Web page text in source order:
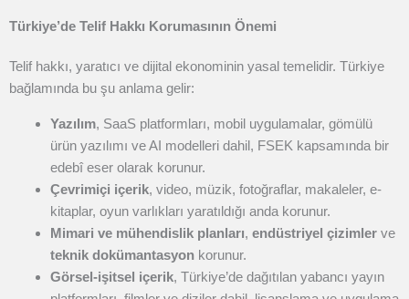
Türkiye’de Telif Hakkı Korumasının Önemi
Telif hakkı, yaratıcı ve dijital ekonominin yasal temelidir. Türkiye
bağlamında bu şu anlama gelir:
Yazılım, SaaS platformları, mobil uygulamalar, gömülü
ürün yazılımı ve AI modelleri dahil, FSEK kapsamında bir
edebî eser olarak korunur.
Çevrimiçi içerik, video, müzik, fotoğraflar, makaleler, e-
kitaplar, oyun varlıkları yaratıldığı anda korunur.
Mimari ve mühendislik planları, endüstriyel çizimler ve
teknik dokümantasyon korunur.
Görsel-işitsel içerik, Türkiye’de dağıtılan yabancı yayın